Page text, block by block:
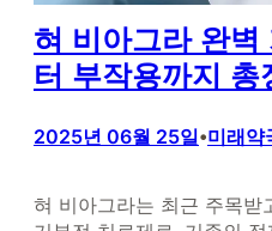
혀 비아그라 완
터 부작용까지 총
2025년 06월 25일•미래약
혀 비아그라는 최근 주목